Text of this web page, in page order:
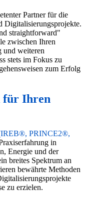
Partner für die
Digitalisierungsprojekte.
straightforward"
zwischen Ihren
und weiteren
stets im Fokus zu
zum Erfolg
für Ihren
PRINCE2®,
in
Energie und der
breites Spektrum an
bewährte Methoden
zu erzielen.